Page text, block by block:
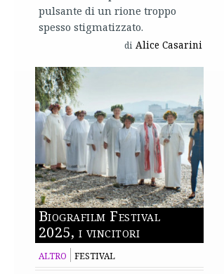
pulsante di un rione troppo
spesso stigmatizzato.
di Alice Casarini
Biografilm Festival
2025, i vincitori
ALTRO FESTIVAL